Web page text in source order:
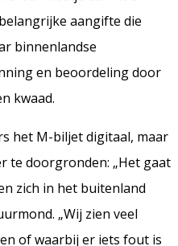
aangifte die
binnenlandse
en beoordeling door
kwaad.
het M-biljet digitaal, maar
te doorgronden: „Het gaat
zich in het buitenland
„Wij zien veel
of waarbij er iets fout is